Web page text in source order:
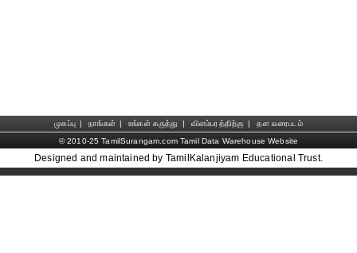
முகப்பு | நாங்கள் | உங்கள் கருத்து | விளம்பரத்திற்கு |
தள வரைபடம்
© 2010-25 TamilSurangam.com Tamil Data Warehouse Website
Designed and maintained by TamilKalanjiyam Educational Trust.